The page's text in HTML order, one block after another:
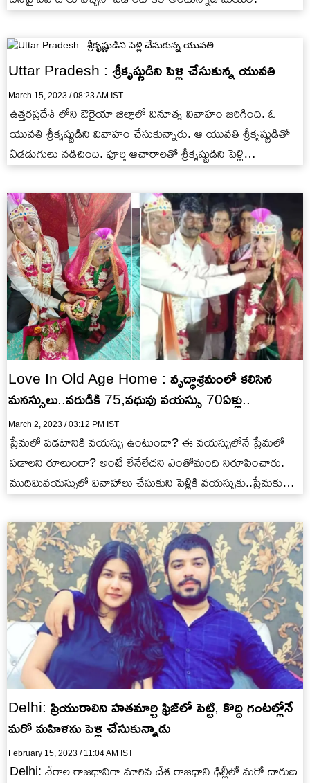
Uttar Pradesh : శ్రీకృష్ణుడిని పెళ్లి చేసుకున్న యువతి
March 15, 2023 / 08:23 AM IST
ఉత్తరప్రదేశ్ లోని ఔరైయా జిల్లాలో వినూత్న వివాహం జరిగింది. ఓ
యువతి శ్రీకృష్ణుడిని వివాహం చేసుకున్నారు. ఆ యువతి శ్రీకృష్ణుడితో
ఏడడుగులు నడిచింది. పూర్తి ఆచారాలతో శ్రీకృష్ణుడిని పెళ్లి
Love In Old Age Home : వృద్ధాశ్రమంలో కలిసిన
మనస్సులు..వరుడికి 75,వధువు వయస్సు 70ఏళ్లు..
March 2, 2023 / 03:12 PM IST
ప్రేమలో పడటానికి వయస్సు ఉంటుందా? ఈ వయస్సులోనే ప్రేమలో
పడాలని రూలుందా? అంటే లేనేలేదని ఎంతోమంది నిరూపించారు.
ముదిమివయస్సులో వివాహాలు చేసుకుని పెళ్లికి వయస్సుకు..ప్రేమకు
75…
Delhi: ప్రియురాలిని హతమార్చి ఫ్రిజ్‭లో పెట్టి, కొద్ది గంటల్లోనే
మరో మహిళను పెళ్లి చేసుకున్నాడు
February 15, 2023 / 11:04 AM IST
Delhi: నేరాల రాజధానిగా మారిన దేశ రాజధాని ఢిల్లీలో మరో దారుణ